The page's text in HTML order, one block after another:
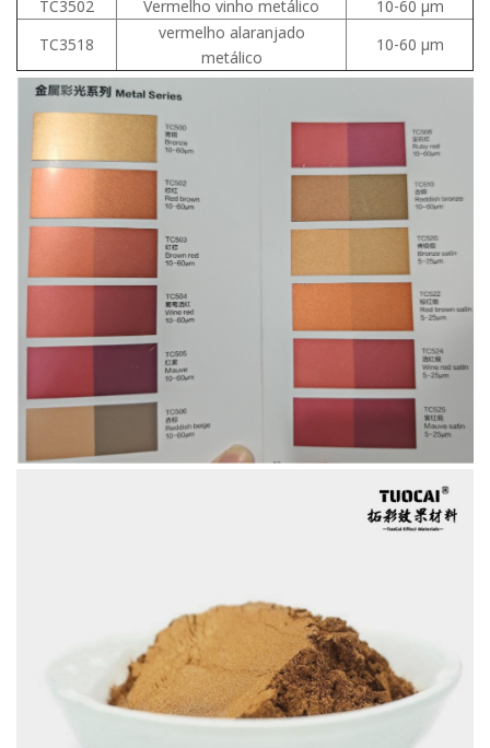
TC3502 Vermelho vinho metálico
10-60 μm
TC3518
vermelho alaranjado
metálico
10-60 μm